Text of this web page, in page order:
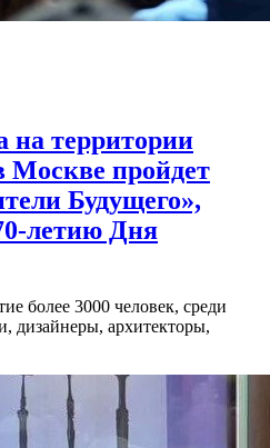
на территории
Москве пройдет
Будущего»,
летию Дня
более 3000 человек, среди
дизайнеры, архитекторы,